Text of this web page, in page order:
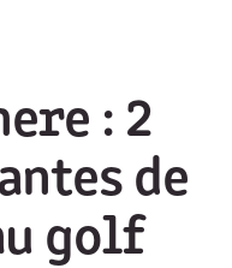
: 2
de
golf